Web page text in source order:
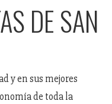
DE SAN
y en sus mejores
de toda la